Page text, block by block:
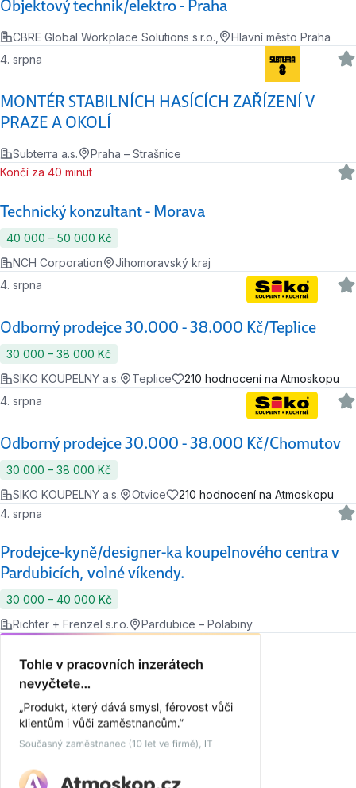
Objektový technik/elektro - Praha
CBRE Global Workplace Solutions s.r.o., Hlavní město Praha
MONTÉR STABILNÍCH HASÍCÍCH ZAŘÍZENÍ V
PRAZE A OKOLÍ
4. srpna
Subterra a.s. Praha – Strašnice
Technický konzultant - Morava
Končí za 40 minut
40 000 ‍–‍ 50 000 Kč
NCH Corporation
Jihomoravský kraj
Odborný prodejce 30.000 - 38.000 Kč/Teplice
4. srpna
30 000 ‍–‍ 38 000 Kč
SIKO KOUPELNY a.s.
Teplice 210 hodnocení na Atmoskopu
Odborný prodejce 30.000 - 38.000 Kč/Chomutov
4. srpna
30 000 ‍–‍ 38 000 Kč
SIKO KOUPELNY a.s.
Otvice 210 hodnocení na Atmoskopu
Prodejce-kyně/designer-ka koupelnového centra v
Pardubicích, volné víkendy.
4. srpna
30 000 ‍–‍ 40 000 Kč
Richter + Frenzel s.r.o.
Pardubice – Polabiny